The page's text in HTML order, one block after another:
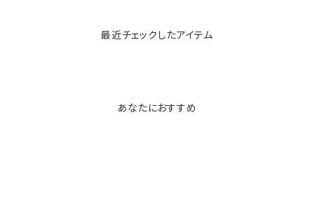
最近チェックしたアイテム
あなたにおすすめ